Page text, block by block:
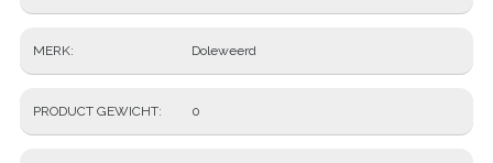
MERK Doleweerd
PRODUCT GEWICHT 0